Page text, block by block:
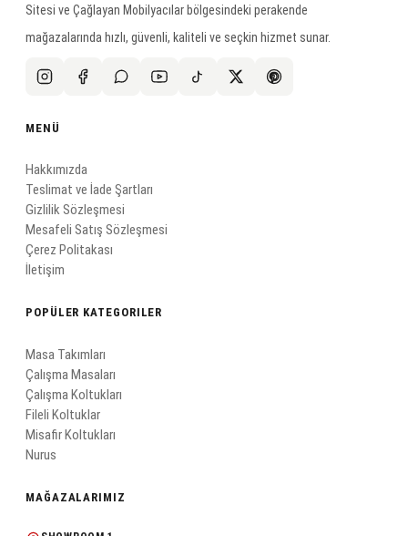
Sitesi ve Çağlayan Mobilyacılar bölgesindeki perakende
mağazalarında hızlı, güvenli, kaliteli ve seçkin hizmet sunar.
MENÜ
Hakkımızda
Teslimat ve İade Şartları
Gizlilik Sözleşmesi
Mesafeli Satış Sözleşmesi
Çerez Politakası
İletişim
POPÜLER KATEGORILER
Masa Takımları
Çalışma Masaları
Çalışma Koltukları
Fileli Koltuklar
Misafir Koltukları
Nurus
MAĞAZALARIMIZ